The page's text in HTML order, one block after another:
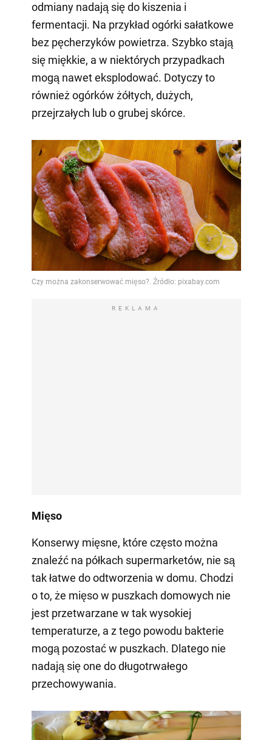
odmiany nadają się do kiszenia i
fermentacji. Na przykład ogórki sałatkowe
bez pęcherzyków powietrza. Szybko stają
się miękkie, a w niektórych przypadkach
mogą nawet eksplodować. Dotyczy to
również ogórków żółtych, dużych,
przejrzałych lub o grubej skórce.
REKLAMA
Mięso
Konserwy mięsne, które często można
znaleźć na półkach supermarketów, nie są
tak łatwe do odtworzenia w domu. Chodzi
o to, że mięso w puszkach domowych nie
jest przetwarzane w tak wysokiej
temperaturze, a z tego powodu bakterie
mogą pozostać w puszkach. Dlatego nie
nadają się one do długotrwałego
przechowywania.